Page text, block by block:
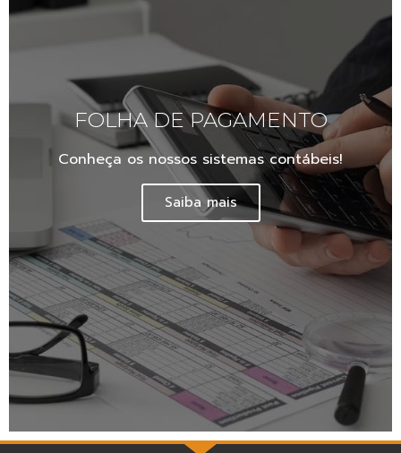
FOLHA DE PAGAMENTO
Conheça os nossos sistemas contábeis!
Saiba mais